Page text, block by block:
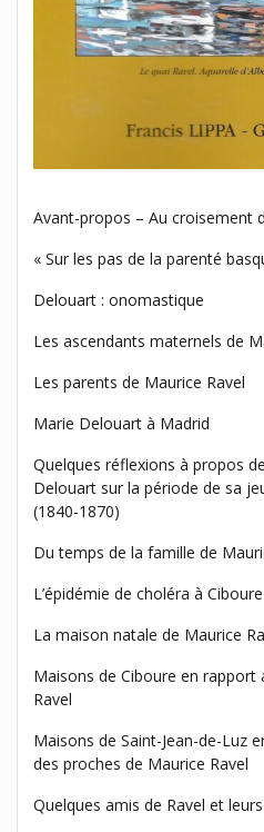
Avant-propos – Au croisement
« Sur les pas de la parenté
Delouart : onomastique
Les ascendants maternels de
Les parents de Maurice Ravel
Marie Delouart à Madrid
Quelques réflexions à propos
Delouart sur la période de sa
(1840-1870)
Du temps de la famille de
L’épidémie de choléra à
La maison natale de Maurice
Maisons de Ciboure en rapport
Ravel
Maisons de Saint-Jean-de-Luz
des proches de Maurice Ravel
Quelques amis de Ravel et